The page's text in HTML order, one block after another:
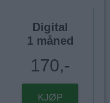
Digital
1 måned
170,-
KJØP